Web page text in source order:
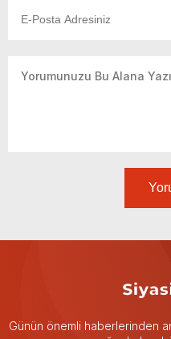
Günün önemli haberlerinden